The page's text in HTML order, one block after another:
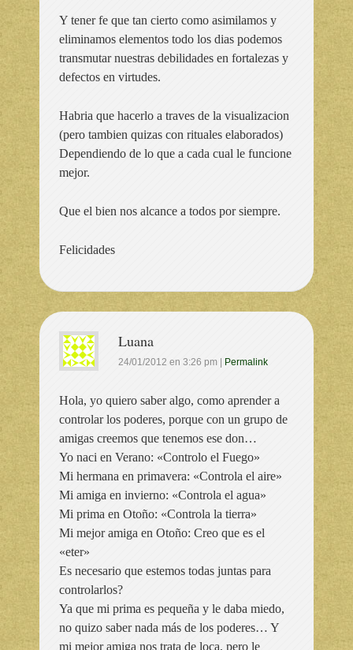
Y tener fe que tan cierto como asimilamos y
eliminamos elementos todo los dias podemos
transmutar nuestras debilidades en fortalezas y
defectos en virtudes.
Habria que hacerlo a traves de la visualizacion
(pero tambien quizas con rituales elaborados)
Dependiendo de lo que a cada cual le funcione
mejor.
Que el bien nos alcance a todos por siempre.
Felicidades
Luana
24/01/2012 en 3:26 pm Permalink
Hola, yo quiero saber algo, como aprender a
controlar los poderes, porque con un grupo de
amigas creemos que tenemos ese don…
Yo naci en Verano: «Controlo el Fuego»
Mi hermana en primavera: «Controla el aire»
Mi amiga en invierno: «Controla el agua»
Mi prima en Otoño: «Controla la tierra»
Mi mejor amiga en Otoño: Creo que es el
«eter»
Es necesario que estemos todas juntas para
controlarlos?
Ya que mi prima es pequeña y le daba miedo,
no quizo saber nada más de los poderes… Y
mi mejor amiga nos trata de loca, pero le